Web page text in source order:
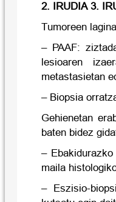
2. IRUDIA 3.
Tumoreen
– PAAF:
lesioaren
metastasietan
– Biopsia
Gehienetan
baten bidez
–
maila
– Eszisio-